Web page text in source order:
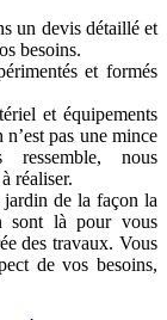
un devis détaillé et
besoins.
et formés
et équipements
pas une mince
nous
réaliser.
jardin de la façon la
sont là pour vous
des travaux. Vous
de vos besoins,